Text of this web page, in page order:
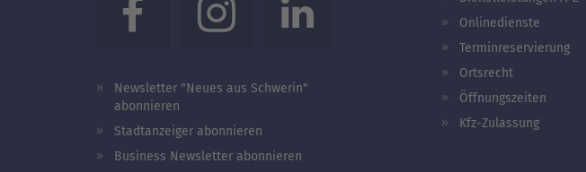
Newsletter "Neues aus Schwerin"
abonnieren
Stadtanzeiger abonnieren
Business Newsletter abonnieren
Onlinedienste
Terminreservierung
Ortsrecht
Öffnungszeiten
Kfz-Zulassung